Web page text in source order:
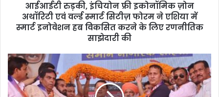
आईआईटी रुड़की, इंचियोन फ्री इकोनॉमिक ज़ोन
अथॉरिटी एवं वर्ल्ड स्मार्ट सिटीज़ फोरम ने एशिया में
स्मार्ट इनोवेशन हब विकसित करने के लिए रणनीतिक
साझेदारी की